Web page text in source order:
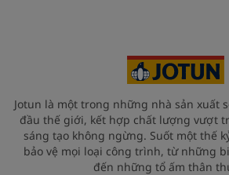
Jotun là một trong những nhà sản xuất
đầu thế giới, kết hợp chất lượng vượt
sáng tạo không ngừng. Suốt một thế
bảo vệ mọi loại công trình, từ những
đến những tổ ấm thân